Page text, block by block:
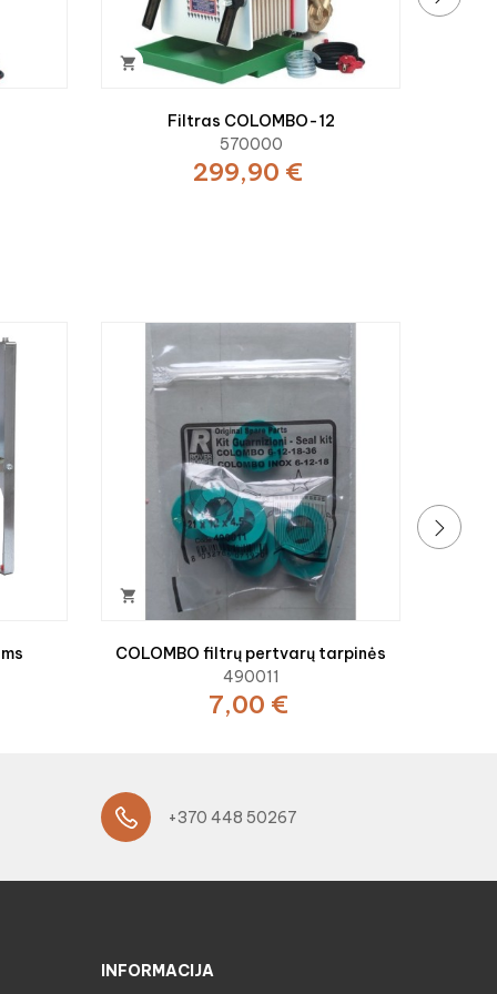

Filtras COLOMBO-12
570000
299,90 €

COLOMBO filtrų pertvarų tarpinės
490011
7,00 €
+370 448 50267
INFORMACIJA